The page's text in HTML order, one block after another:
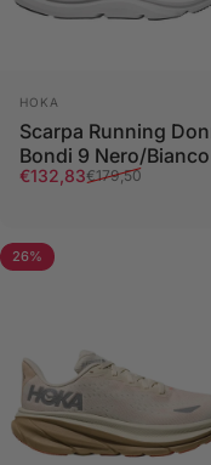
Fornitore:
HOKA
Scarpa Running
Bondi 9 Nero/Bianco
Prezzo scontato
€132,83
Prezzo di listino
€179,50
26%